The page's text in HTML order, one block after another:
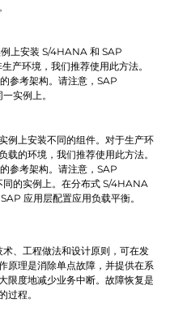
上安装 S/4HANA 和 SAP
产环境，我们推荐使用此方法。
参考架构。请注意，SAP
实例上。
例上安装不同的组件。对于生产环
的环境，我们推荐使用此方法。
参考架构。请注意，SAP
的实例上。在分布式 S/4HANA
应用层配置应用负载平衡。
、工程做法和设计原则，可在发
原理是消除单点故障，并提供在系
限度地减少业务中断。故障恢复是
过程。